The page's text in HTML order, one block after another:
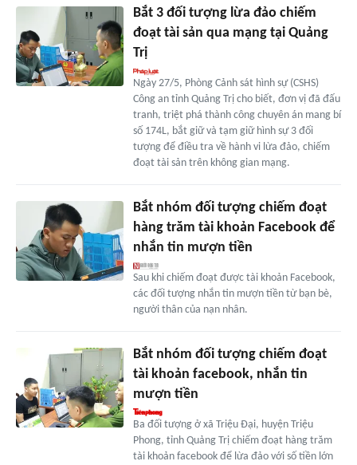
Bắt 3 đối tượng lừa đảo chiếm
đoạt tài sản qua mạng tại Quảng
Trị
Ngày 27/5, Phòng Cảnh sát hình sự (CSHS)
Công an tỉnh Quảng Trị cho biết, đơn vị đã đấu
tranh, triệt phá thành công chuyên án mang bí
số 174L, bắt giữ và tạm giữ hình sự 3 đối
tượng để điều tra về hành vi lừa đảo, chiếm
đoạt tài sản trên không gian mạng.
Bắt nhóm đối tượng chiếm đoạt
hàng trăm tài khoản Facebook để
nhắn tin mượn tiền
Sau khi chiếm đoạt được tài khoản Facebook,
các đối tượng nhắn tin mượn tiền từ bạn bè,
người thân của nạn nhân.
Bắt nhóm đối tượng chiếm đoạt
tài khoản facebook, nhắn tin
mượn tiền
Ba đối tượng ở xã Triệu Đại, huyện Triệu
Phong, tỉnh Quảng Trị chiếm đoạt hàng trăm
tài khoản facebook để lừa đảo với số tiền lớn